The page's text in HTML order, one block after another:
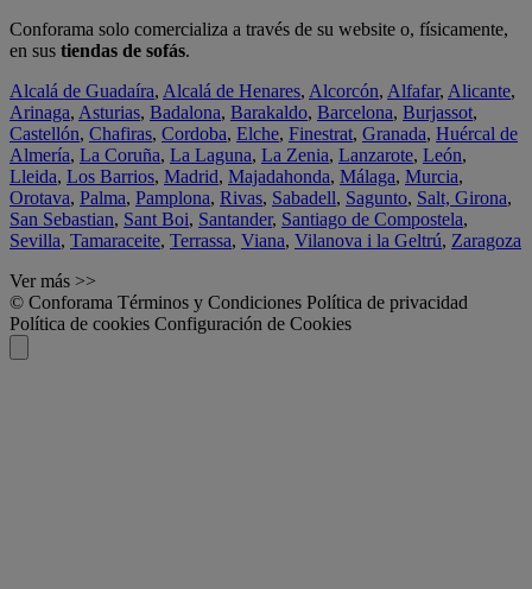
Conforama solo comercializa a través de su website o, físicamente,
en sus tiendas de sofás.
Alcalá de Guadaíra, Alcalá de Henares, Alcorcón, Alfafar, Alicante,
Arinaga, Asturias, Badalona, Barakaldo, Barcelona, Burjassot,
Castellón, Chafiras, Cordoba, Elche, Finestrat, Granada, Huércal de
Almería, La Coruña, La Laguna, La Zenia, Lanzarote, León,
Lleida, Los Barrios, Madrid, Majadahonda, Málaga, Murcia,
Orotava, Palma, Pamplona, Rivas, Sabadell, Sagunto, Salt, Girona,
San Sebastian, Sant Boi, Santander, Santiago de Compostela,
Sevilla, Tamaraceite, Terrassa, Viana, Vilanova i la Geltrú, Zaragoza
Ver más >>
© Conforama Términos y Condiciones Política de privacidad
Política de cookies Configuración de Cookies